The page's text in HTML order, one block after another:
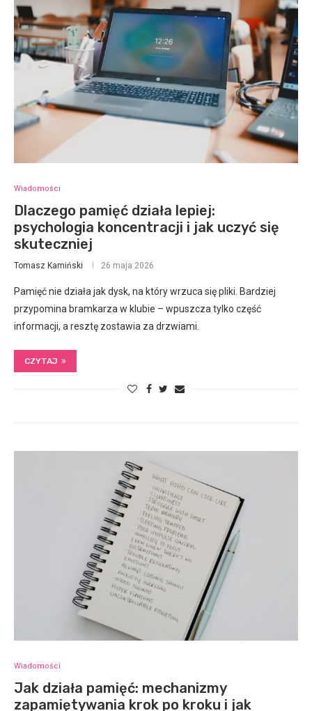
Wiadomości
Dlaczego pamięć działa lepiej:
psychologia koncentracji i jak uczyć się
skuteczniej
Tomasz Kamiński 26 maja 2026
Pamięć nie działa jak dysk, na który wrzuca się pliki. Bardziej
przypomina bramkarza w klubie – wpuszcza tylko część
informacji, a resztę zostawia za drzwiami.
CZYTAJ
Wiadomości
Jak działa pamięć: mechanizmy
zapamiętywania krok po kroku i jak